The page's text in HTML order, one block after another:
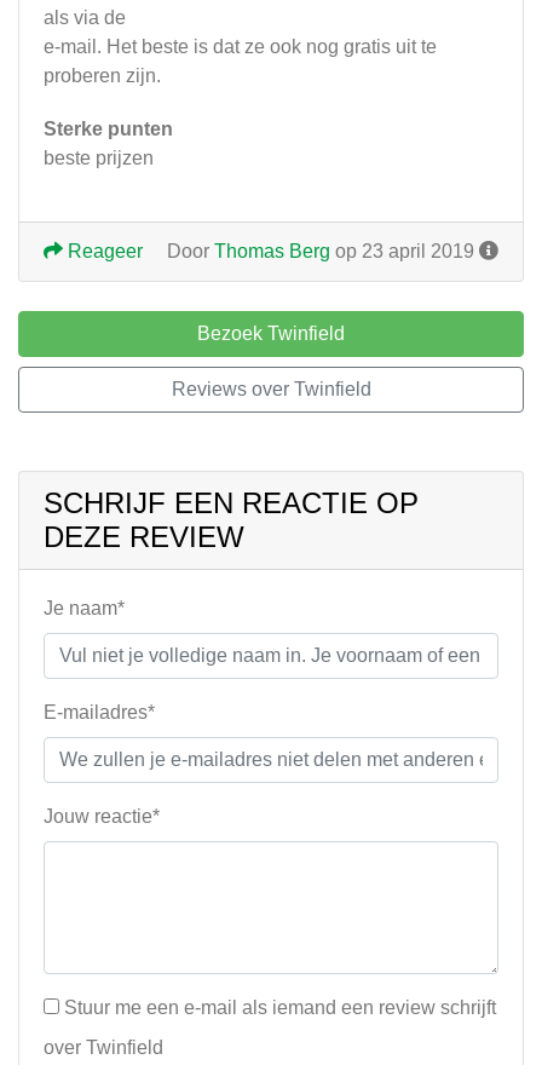
als via de
e-mail. Het beste is dat ze ook nog gratis uit te
proberen zijn.
Sterke punten
beste prijzen
Door Thomas Berg op 23 april 2019
Reageer
Bezoek Twinfield
Reviews over Twinfield
SCHRIJF EEN REACTIE OP
DEZE REVIEW
Je naam*
E-mailadres*
Jouw reactie*
Stuur me een e-mail als iemand een review schrijft
over Twinfield